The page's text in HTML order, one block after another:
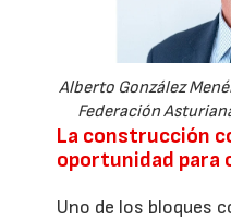
Alberto González
Federación
La construcción
oportunidad para
Uno de los bloques